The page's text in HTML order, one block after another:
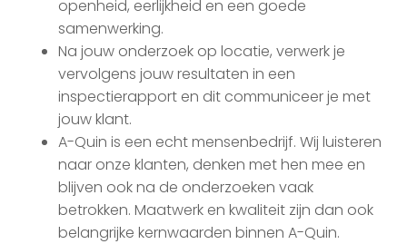
openheid, eerlijkheid en een goede
samenwerking.
Na jouw onderzoek op locatie, verwerk je
vervolgens jouw resultaten in een
inspectierapport en dit communiceer je met
jouw klant.
A-Quin is een echt mensenbedrijf. Wij luisteren
naar onze klanten, denken met hen mee en
blijven ook na de onderzoeken vaak
betrokken. Maatwerk en kwaliteit zijn dan ook
belangrijke kernwaarden binnen A-Quin.